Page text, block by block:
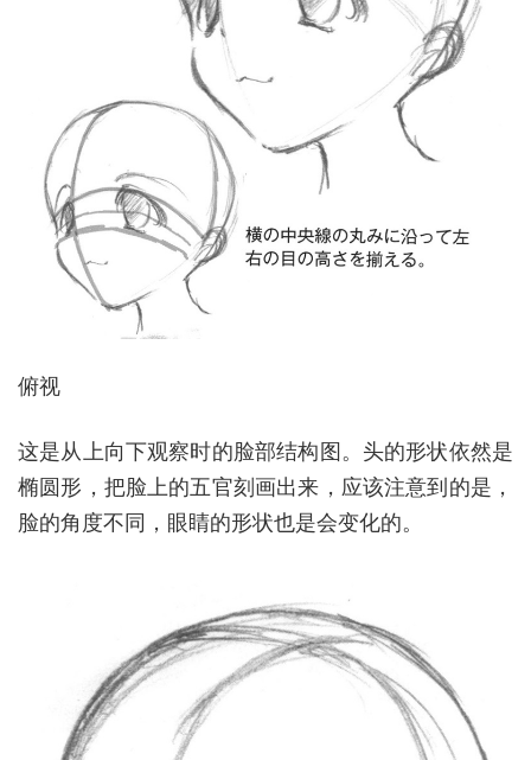
俯视
这是从上向下观察时的脸部结构图。头的形状依然是
椭圆形，把脸上的五官刻画出来，应该注意到的是，
脸的角度不同，眼睛的形状也是会变化的。